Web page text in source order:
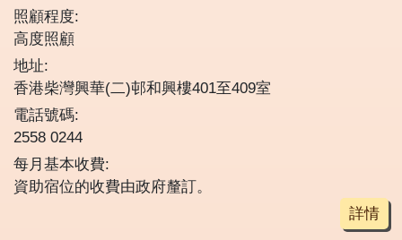
照顧程度:
高度照顧
地址:
香港柴灣興華(二)邨和興樓401至409室
電話號碼:
2558 0244
每月基本收費:
資助宿位的收費由政府釐訂。
詳情